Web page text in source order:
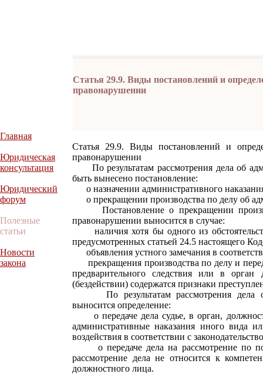
Статья 29.9. Виды постановлений и
правонарушении
Главная
Юридическая
консультация
Юридический
форум
Полезные
статьи
Новости
закона
Статья 29.9. Виды постановлений и
правонарушении
По результатам рассмотрения дела об
быть вынесено постановление:
о назначении административного
о прекращении производства по делу об
Постановление о прекращении
правонарушении выносится в случае:
наличия хотя бы одного из
предусмотренных статьей 24.5 настоящего
объявления устного замечания в
прекращения производства по делу и
предварительного следствия или в
(бездействии) содержатся признаки
По результатам рассмотрения дела
выносится определение:
о передаче дела судье, в орган,
административные наказания иного вида
воздействия в соответствии с
о передаче дела на рассмотрение по
рассмотрение дела не относится к
должностного лица.